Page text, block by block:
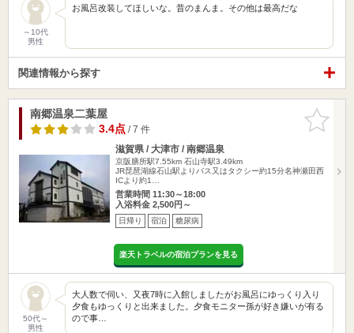
～10代
男性
お風呂改装してほしいな。昔のまんま。その他は最高だな
関連情報から探す
お気に入
りに追加
南郷温泉二葉屋
3.4点/ 7 件
滋賀県 / 大津市 / 南郷温泉
京阪膳所駅7.55km 石山寺駅3.49km
JR琵琶湖線石山駅よりバス又はタクシー約15分名神瀬田西
ICより約1…
営業時間 11:30～18:00
入浴料金 2,500円～
日帰り 宿泊 糖尿病
楽天トラベルの宿泊プランを見る
50代～
男性
大人数で伺い、又夜7時に入館しましたがお風呂にゆっくり入り
夕食もゆっくりと出来ました。夕食モニター孫が好き嫌いが有る
ので事…